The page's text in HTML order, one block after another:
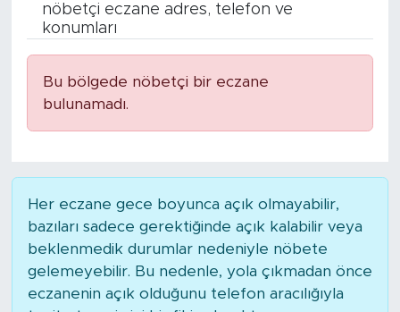
nöbetçi eczane adres, telefon ve
konumları
Bu bölgede nöbetçi bir eczane
bulunamadı.
Her eczane gece boyunca açık olmayabilir,
bazıları sadece gerektiğinde açık kalabilir veya
beklenmedik durumlar nedeniyle nöbete
gelemeyebilir. Bu nedenle, yola çıkmadan önce
eczanenin açık olduğunu telefon aracılığıyla
Sanat
Bölge
Teknoloji
Sektör